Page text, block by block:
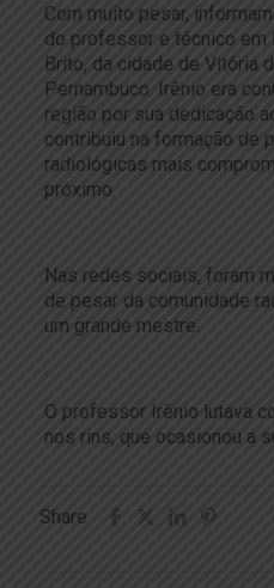
Com muito pesar,
do professor e técnico em
Brito, da cidade de Vitória
Pernambuco. Irênio era
região por sua dedicação
contribuiu na formação de
radiológicas mais
próximo.
Nas redes sociais, foram
de pesar da comunidade
um grande mestre.
O professor Irênio lutava
nos rins, que ocasionou a
Share